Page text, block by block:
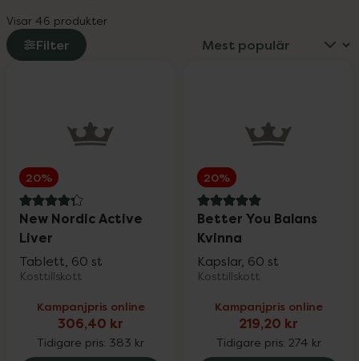
Visar 46 produkter
Filter
20%
4.3 av 5 i omdöme
New Nordic Active
Liver
Tablett, 60 st
Kosttillskott
Kampanjpris online
306,40 kr
Tidigare pris: 383 kr
20%
5 av 5 i omdöme
Better You Balans
Kvinna
Kapslar, 60 st
Kosttillskott
Kampanjpris online
219,20 kr
Tidigare pris: 274 kr